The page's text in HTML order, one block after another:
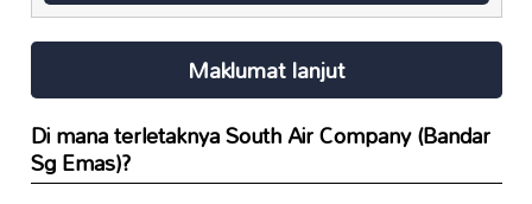
Maklumat lanjut
Di mana terletaknyaSouth Air Company (Bandar
Sg Emas)?